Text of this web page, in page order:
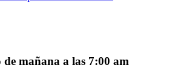
de mañana a las 7:00 am